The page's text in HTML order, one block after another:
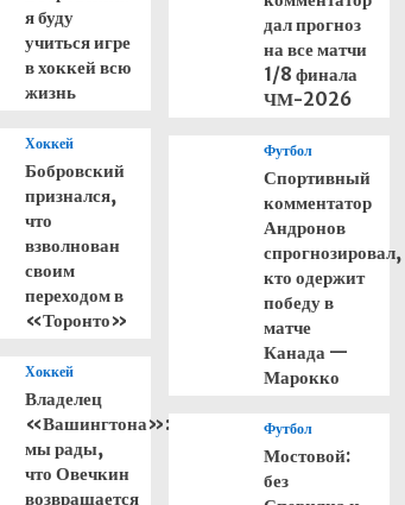
я буду
учиться игре
в хоккей всю
жизнь
Хоккей
Бобровский
признался,
что
взволнован
своим
переходом в
«Торонто»
Хоккей
Владелец
«Вашингтона»:
мы рады,
что Овечкин
возвращается
дал прогноз
на все матчи
1/8 финала
ЧМ-2026
Футбол
Спортивный
комментатор
Андронов
спрогнозировал,
кто одержит
победу в
матче
Канада —
Марокко
Футбол
Мостовой:
без